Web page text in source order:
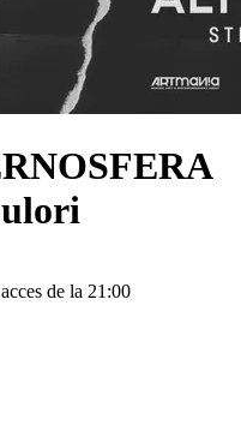
de la 21:00